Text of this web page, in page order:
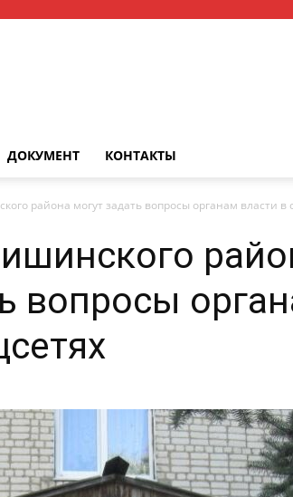
ДОКУМЕНТ КОНТАКТЫ
района могут задать вопросы органам власти в
вопросы